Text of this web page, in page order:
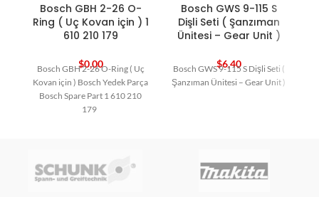
Bosch GBH 2-26 O-
Ring ( Uç Kovan için ) 1
610 210 179
$0,00
Bosch GBH 2-26 O-Ring ( Uç
Kovan için ) Bosch Yedek Parça
Bosch Spare Part 1 610 210
179
Bosch GWS 9-115 S
Dişli Seti ( Şanzıman
Ünitesi – Gear Unit )
$6,40
Bosch GWS 9-115 S Dişli Seti (
Şanzıman Ünitesi – Gear Unit )